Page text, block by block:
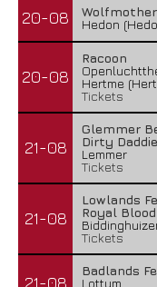
20-08
Wolfmother
Hedon
20-08
Racoon
Hertme
Tickets
21-08
Glemmer
Dirty
Lemmer
Tickets
21-08
Lowlands
Royal Blood
Tickets
21-08
Badlands
Lottum